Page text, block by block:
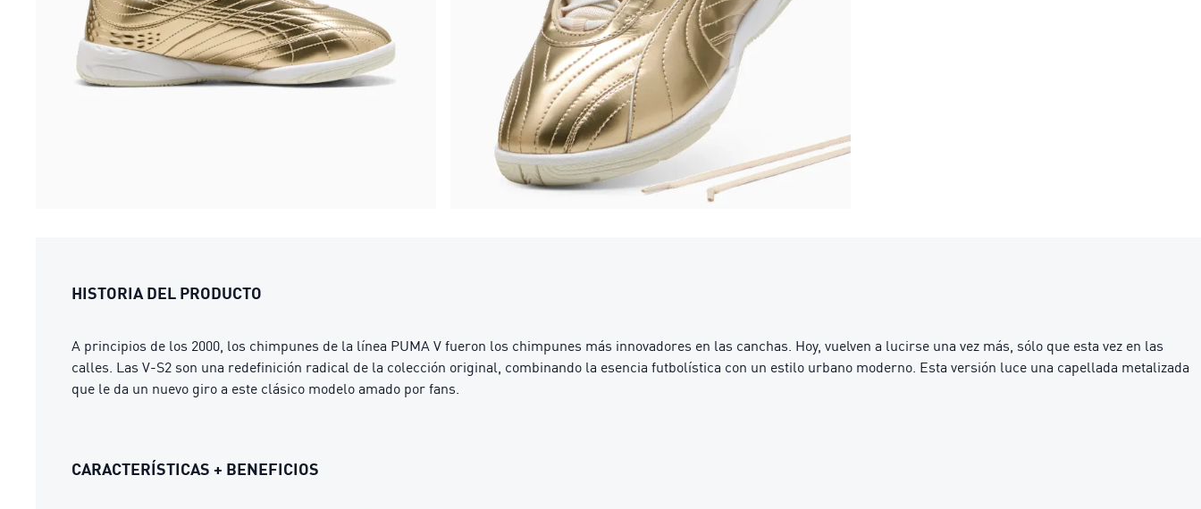
HISTORIA DEL PRODUCTO
A principios de los 2000, los chimpunes de la línea PUMA V fueron los chimpunes más innovadores en las canchas. Hoy, vuelven a lucirse una vez más, sólo que esta vez en las
calles. Las V-S2 son una redefinición radical de la colección original, combinando la esencia futbolística con un estilo urbano moderno. Esta versión luce una capellada metalizada
que le da un nuevo giro a este clásico modelo amado por fans.
CARACTERÍSTICAS + BENEFICIOS